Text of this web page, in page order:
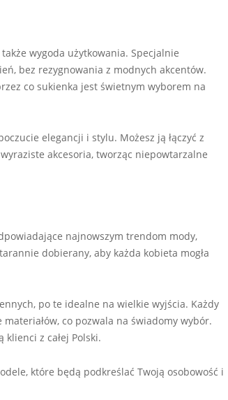
wygoda użytkowania. Specjalnie
bez rezygnowania z modnych akcentów.
co sukienka jest świetnym wyborem na
elegancji i stylu. Możesz ją łączyć z
akcesoria, tworząc niepowtarzalne
najnowszym trendom mody,
dobierany, aby każda kobieta mogła
po te idealne na wielkie wyjścia. Każdy
co pozwala na świadomy wybór.
z całej Polski.
które będą podkreślać Twoją osobowość i